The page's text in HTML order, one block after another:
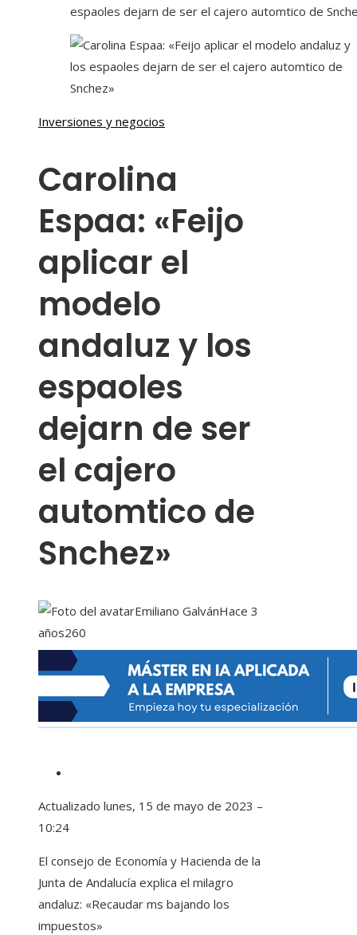
espaoles dejarn de ser el cajero automtico de
Inversiones y negocios
Carolina
Espaa: «Feijo
aplicar el
modelo
andaluz y los
espaoles
dejarn de ser
el cajero
automtico de
Snchez»
Emiliano GalvánHace 3
años260
Actualizado lunes, 15 de mayo de 2023 –
10:24
El consejo de Economía y Hacienda de la
Junta de Andalucía explica el milagro
andaluz: «Recaudar ms bajando los
impuestos»